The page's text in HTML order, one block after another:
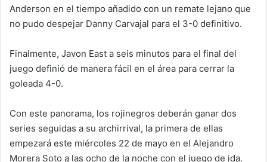
Anderson en el tiempo añadido con un remate lejano que
no pudo despejar Danny Carvajal para el 3-0 definitivo.
Finalmente, Javon East a seis minutos para el final del
juego definió de manera fácil en el área para cerrar la
goleada 4-0.
Con este panorama, los rojinegros deberán ganar dos
series seguidas a su archirrival, la primera de ellas
empezará este miércoles 22 de mayo en el Alejandro
Morera Soto a las ocho de la noche con el juego de ida.